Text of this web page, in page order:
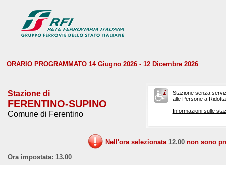
ORARIO PROGRAMMATO 14 Giugno 2026 - 12 Dicembre 2026
Stazione di
FERENTINO-SUPINO
Comune di Ferentino
Stazione senza
alle Persone a
Informazioni sulle
Nell'ora selezionata 12.00 non sono
Ora impostata: 13.00